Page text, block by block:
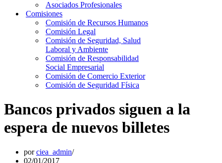
Asociados Profesionales
Comisiones
Comisión de Recursos Humanos
Comisión Legal
Comisión de Seguridad, Salud
Laboral y Ambiente
Comisión de Responsabilidad
Social Empresarial
Comisión de Comercio Exterior
Comisión de Seguridad Física
Bancos privados siguen a la
espera de nuevos billetes
porciea_admin
02/01/2017